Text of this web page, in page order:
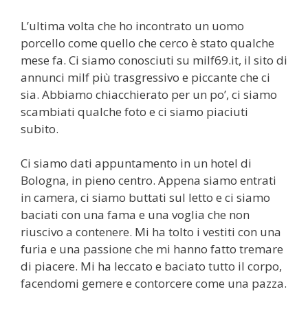
L’ultima volta che ho incontrato un uomo
porcello come quello che cerco è stato qualche
mese fa. Ci siamo conosciuti su milf69.it, il sito di
annunci milf più trasgressivo e piccante che ci
sia. Abbiamo chiacchierato per un po’, ci siamo
scambiati qualche foto e ci siamo piaciuti
subito.
Ci siamo dati appuntamento in un hotel di
Bologna, in pieno centro. Appena siamo entrati
in camera, ci siamo buttati sul letto e ci siamo
baciati con una fama e una voglia che non
riuscivo a contenere. Mi ha tolto i vestiti con una
furia e una passione che mi hanno fatto tremare
di piacere. Mi ha leccato e baciato tutto il corpo,
facendomi gemere e contorcere come una pazza.